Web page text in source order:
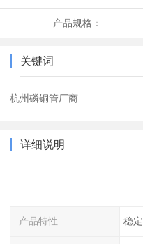
产品规格：
关键词
杭州磷铜管厂商
详细说明
产品特性 稳定